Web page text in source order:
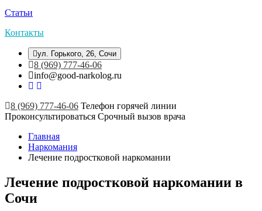
Статьи
Контакты
ул. Горького, 26, Сочи
8 (969) 777-46-06
info@good-narkolog.ru
8 (969) 777-46-06 Телефон горячей линии
Проконсультироваться Срочный вызов врача
Главная
Наркомания
Лечение подростковой наркомании
Лечение подростковой наркомании в
Сочи